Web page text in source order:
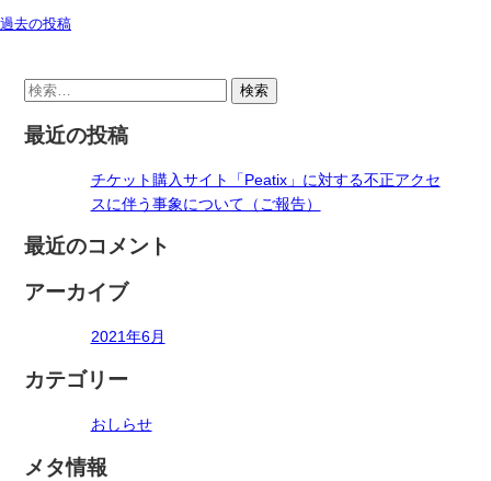
投
過去の投稿
検
索:
最近の投稿
チケット購入サイト「Peatix」に対する不正アクセ
スに伴う事象について（ご報告）
最近のコメント
アーカイブ
2021年6月
カテゴリー
おしらせ
メタ情報